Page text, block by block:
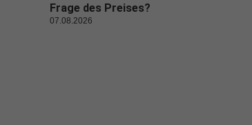
Frage des Preises?
07.08.2026